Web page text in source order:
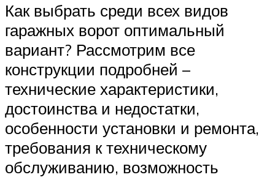
Как выбрать среди всех видов
гаражных ворот оптимальный
вариант? Рассмотрим все
конструкции подробней –
технические характеристики,
достоинства и недостатки,
особенности установки и ремонта,
требования к техническому
обслуживанию, возможность